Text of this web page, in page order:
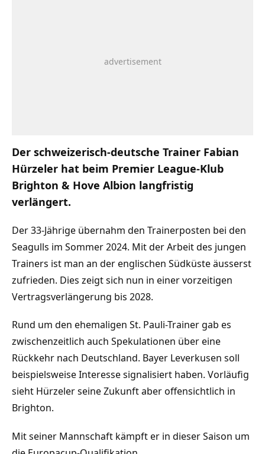
Der schweizerisch-deutsche Trainer Fabian
Hürzeler hat beim Premier League-Klub
Brighton & Hove Albion langfristig
verlängert.
Der 33-Jährige übernahm den Trainerposten bei den
Seagulls im Sommer 2024. Mit der Arbeit des jungen
Trainers ist man an der englischen Südküste äusserst
zufrieden. Dies zeigt sich nun in einer vorzeitigen
Vertragsverlängerung bis 2028.
Rund um den ehemaligen St. Pauli-Trainer gab es
zwischenzeitlich auch Spekulationen über eine
Rückkehr nach Deutschland. Bayer Leverkusen soll
beispielsweise Interesse signalisiert haben. Vorläufig
sieht Hürzeler seine Zukunft aber offensichtlich in
Brighton.
Mit seiner Mannschaft kämpft er in dieser Saison um